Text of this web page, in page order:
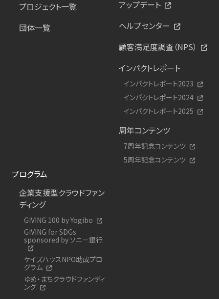
プロジェクト一覧
団体一覧
アップデート
ヘルプセンター
顧客満足度調査（NPS）
インパクトレポート
インパクトレポート2023
インパクトレポート2024
インパクトレポート2025
周年コンテンツ
7周年記念コンテンツ
5周年記念コンテンツ
プログラム
企業支援型クラウドファン
ディング
GIVING 100 by Yogibo
GIVING for SDGs
sponsored by ソニー銀行
ケイズハウスNPO助成プロ
グラム
ゆめ・まちクラウドファンディ
ング